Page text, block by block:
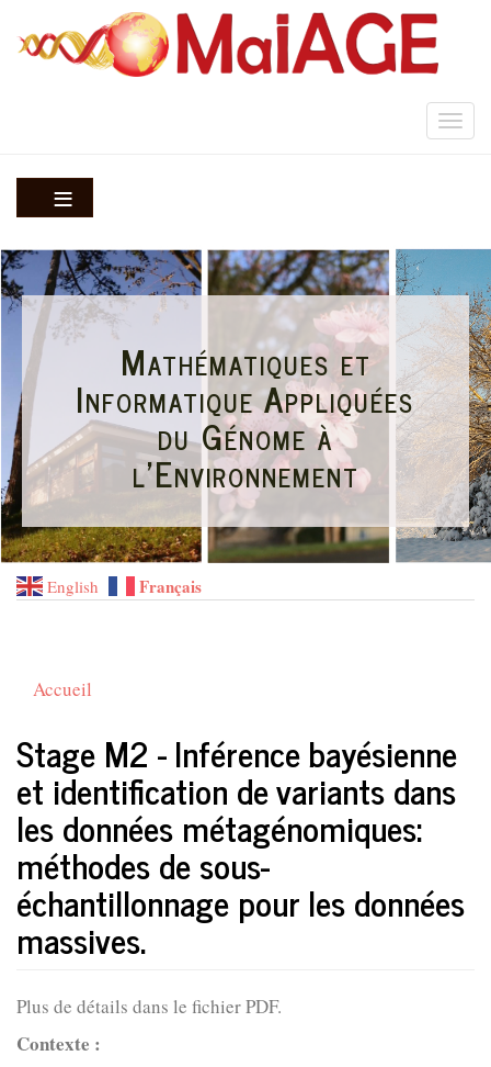
au
contenu
Mathématiques et
Informatique Appliquées
du Génome à
l'Environnement
English Français
Accueil
Stage M2 - Inférence bayésienne
et identification de variants dans
les données métagénomiques:
méthodes de sous-
échantillonnage pour les données
massives.
Plus de détails dans le fichier PDF.
Contexte :